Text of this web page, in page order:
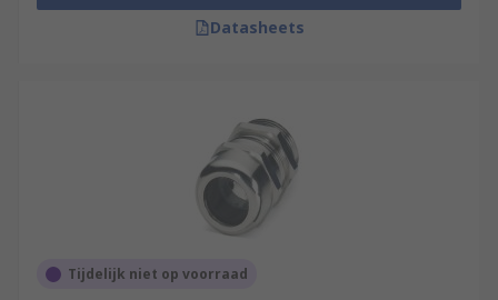
Datasheets
Tijdelijk niet op voorraad